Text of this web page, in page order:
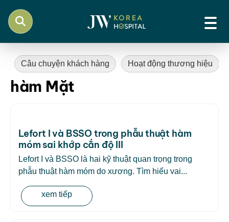
Câu chuyện khách hàng Hoạt động thương hiệu
hàm Mặt
Lefort I và BSSO trong phẫu thuật hàm
móm sai khớp cắn độ III
Lefort I và BSSO là hai kỹ thuật quan trọng trong
phẫu thuật hàm móm do xương. Tìm hiểu vai...
xem tiếp